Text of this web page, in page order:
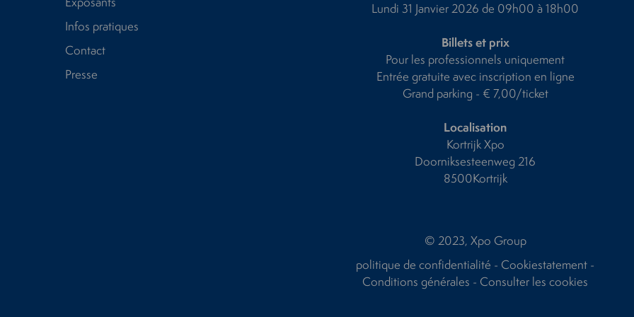
Infos pratiques
Contact
Presse
Lundi 31 Janvier 2026 de 09h00 à 18h00
Billets et prix
Pour les professionnels uniquement
Entrée gratuite avec inscription en ligne
Grand parking - € 7,00/ticket
Localisation
Kortrijk Xpo
Doorniksesteenweg 216
8500Kortrijk
© 2023, Xpo Group
politique de confidentialité - Cookiestatement -
Conditions générales - Consulter les cookies